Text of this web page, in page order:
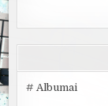
# Albumai